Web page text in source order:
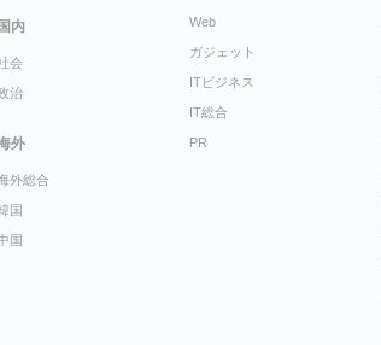
国内
会
治
外
外総合
国
国
Web
ガジェット
ITビジネス
IT総合
PR